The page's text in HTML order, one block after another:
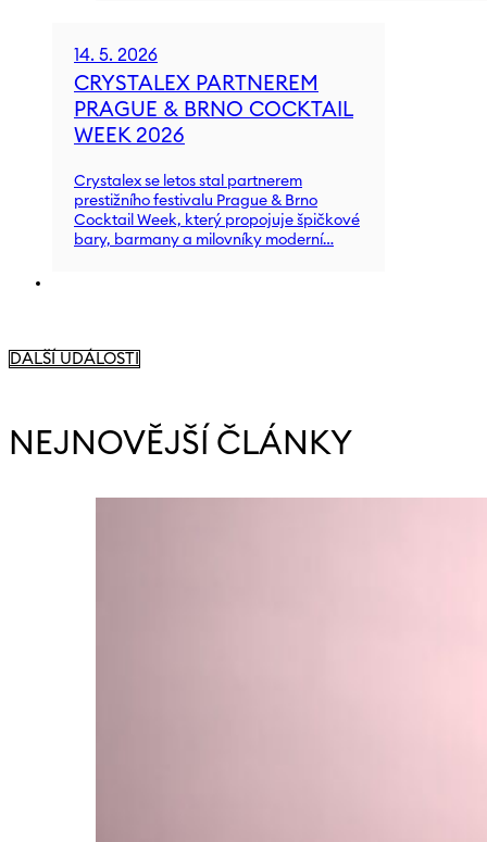
14. 5. 2026
CRYSTALEX PARTNEREM
PRAGUE & BRNO COCKTAIL
WEEK 2026
Crystalex se letos stal partnerem
prestižního festivalu Prague & Brno
Cocktail Week, který propojuje špičkové
bary, barmany a milovníky moderní…
DALŠÍ UDÁLOSTI
NEJNOVĚJŠÍ ČLÁNKY